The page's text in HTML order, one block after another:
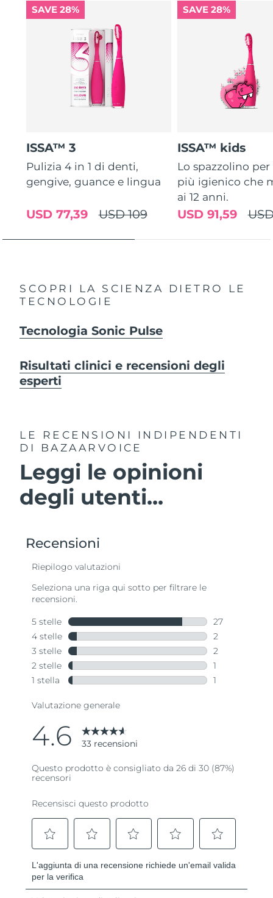
SAVE 28%
ISSA™ 3
Pulizia 4 in 1 di denti,
gengive, guance e lingua
USD 109
USD 77,39
SAVE 28%
ISSA™ kids
Lo spazzolino
più igienico che
ai 12 anni.
USD 91,59
SCOPRI LA SCIENZA DIETRO LE
TECNOLOGIE
Tecnologia Sonic Pulse
Risultati clinici e recensioni degli
esperti
LE RECENSIONI INDIPENDENTI
DI BAZAARVOICE
Leggi le opinioni
degli utenti...